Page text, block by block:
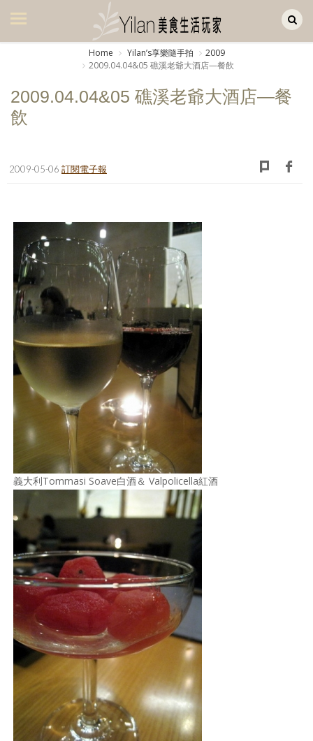
美食集
廚房集
旅遊集
日記簿
餐桌週記
享樂隨手拍
照相簿
影音區
創意出版服務
歷史區
關於Yilan
個人著作
媒體報導一覽
合作與代言
訂閱電子報
Home Yilanʼs享樂隨手拍
2009
2009.04.04&05 礁溪老爺大酒店—餐飲
2009.04.04&05 礁溪老爺大酒店—餐
飲
2009-05-06 訂閱電子報
義大利Tommasi Soave白酒＆ Valpolicella紅酒